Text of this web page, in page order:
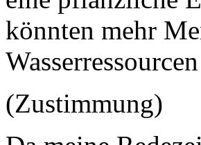
könnten mehr
(Zustimmung)